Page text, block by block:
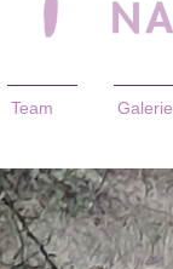
Team Galerie